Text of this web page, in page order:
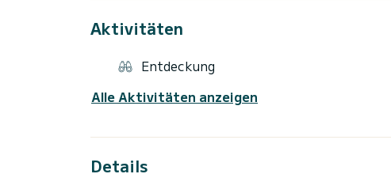
Aktivitäten
Entdeckung
Alle Aktivitäten anzeigen
Details